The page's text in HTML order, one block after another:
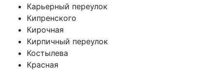
Карьерный переулок
Кипренского
Кирочная
Кирпичный переулок
Костылева
Красная